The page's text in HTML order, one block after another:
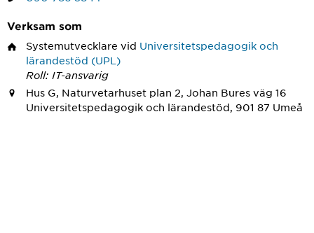
Verksam som
Systemutvecklare vid Universitetspedagogik och
lärandestöd (UPL)
Roll: IT-ansvarig
Hus G, Naturvetarhuset plan 2, Johan Bures väg 16
Universitetspedagogik och lärandestöd, 901 87 Umeå